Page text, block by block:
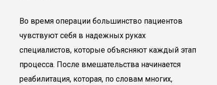
Во время операции большинство пациентов
чувствуют себя в надежных руках
специалистов, которые объясняют каждый этап
процесса. После вмешательства начинается
реабилитация, которая, по словам многих,